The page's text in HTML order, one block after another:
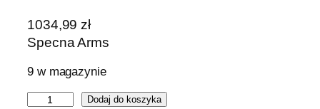
1034,99zł
Specna Arms
9 w magazynie
Dodaj do koszyka